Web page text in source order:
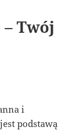
Twój
i
podstawą